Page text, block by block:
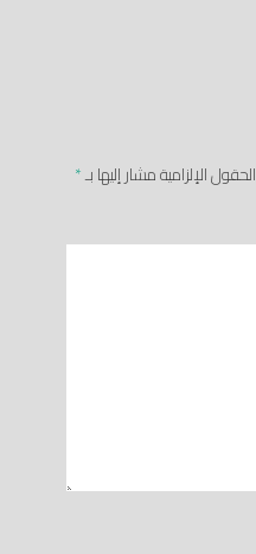
الحقول الإلزامية مشار إليها بـ*